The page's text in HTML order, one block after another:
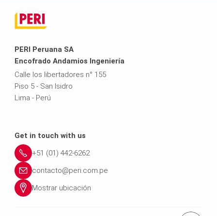
PERI Peruana SA
Encofrado Andamios Ingeniería
Calle los libertadores n° 155
Piso 5 - San Isidro
Lima - Perú
Get in touch with us
+51 (01) 442-6262
contacto@peri.com.pe
Mostrar ubicación